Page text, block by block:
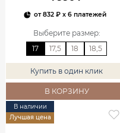
от832 ₽ x 6 платежей
Выберите размер:
17
17,5 18 18,5
Купить в один клик
В КОРЗИНУ
В наличии
Лучшая цена